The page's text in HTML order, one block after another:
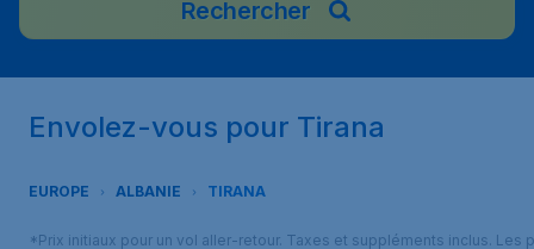
Rechercher
Envolez-vous pour Tirana
EUROPE ALBANIE TIRANA
*Prix initiaux pour un vol aller-retour. Taxes et suppléments inclus. Les